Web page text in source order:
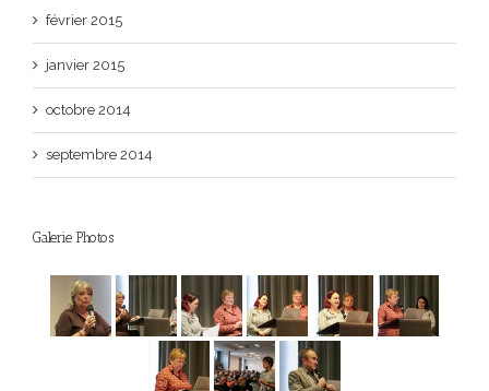
février 2015
janvier 2015
octobre 2014
septembre 2014
Galerie Photos